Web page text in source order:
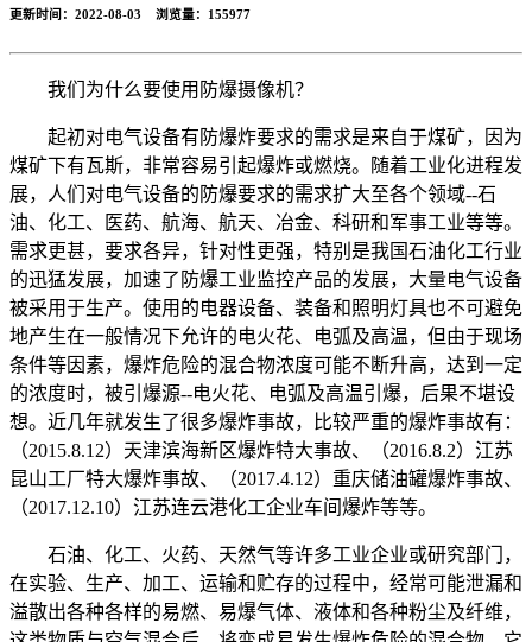
更新时间：2022-08-03 浏览量： 155977
我们为什么要使用防爆摄像机？
起初对电气设备有防爆炸要求的需求是来自于煤矿，因为
煤矿下有瓦斯，非常容易引起爆炸或燃烧。随着工业化进程发
展，人们对电气设备的防爆要求的需求扩大至各个领域--石
油、化工、医药、航海、航天、冶金、科研和军事工业等等。
需求更甚，要求各异，针对性更强，特别是我国石油化工行业
的迅猛发展，加速了防爆工业监控产品的发展，大量电气设备
被采用于生产。使用的电器设备、装备和照明灯具也不可避免
地产生在一般情况下允许的电火花、电弧及高温，但由于现场
条件等因素，爆炸危险的混合物浓度可能不断升高，达到一定
的浓度时，被引爆源--电火花、电弧及高温引爆，后果不堪设
想。近几年就发生了很多爆炸事故，比较严重的爆炸事故有：
（2015.8.12）天津滨海新区爆炸特大事故、（2016.8.2）江苏
昆山工厂特大爆炸事故、（2017.4.12）重庆储油罐爆炸事故、
（2017.12.10）江苏连云港化工企业车间爆炸等等。
石油、化工、火药、天然气等许多工业企业或研究部门，
在实验、生产、加工、运输和贮存的过程中，经常可能泄漏和
溢散出各种各样的易燃、易爆气体、液体和各种粉尘及纤维，